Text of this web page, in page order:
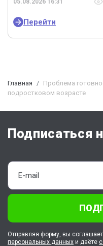
05.08.2026 16:31
Перейти
Главная
Проблема
подростковом возрасте
Подписаться
Отправляя форму, вы
персональных данных и даёте